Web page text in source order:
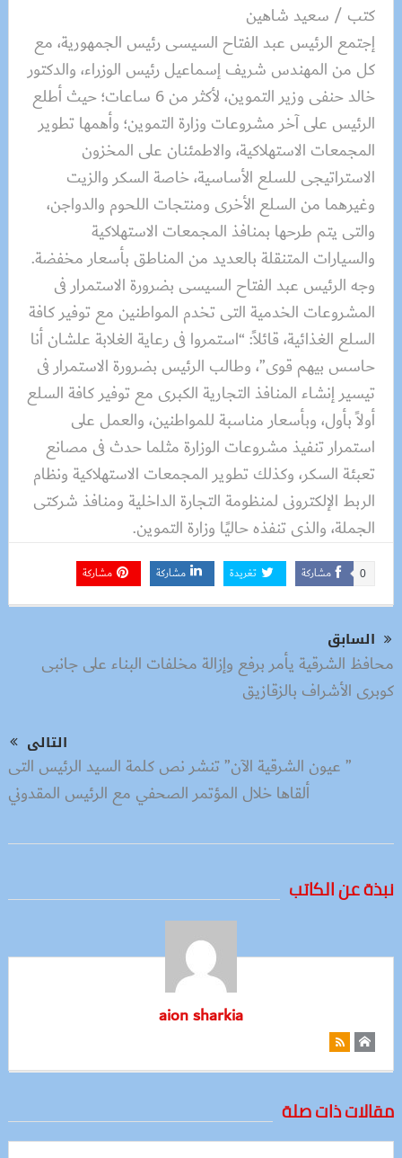
كتب / سعيد شاهين
إجتمع الرئيس عبد الفتاح السيسى رئيس الجمهورية، مع
كل من المهندس شريف إسماعيل رئيس الوزراء، والدكتور
خالد حنفى وزير التموين، لأكثر من 6 ساعات؛ حيث أطلع
الرئيس على آخر مشروعات وزارة التموين؛ وأهمها تطوير
المجمعات الاستهلاكية، والاطمئنان على المخزون
الاستراتيجى للسلع الأساسية، خاصة السكر والزيت
وغيرهما من السلع الأخرى ومنتجات اللحوم والدواجن،
والتى يتم طرحها بمنافذ المجمعات الاستهلاكية
والسيارات المتنقلة بالعديد من المناطق بأسعار مخفضة.
وجه الرئيس عبد الفتاح السيسى بضرورة الاستمرار فى
المشروعات الخدمية التى تخدم المواطنين مع توفير كافة
السلع الغذائية، قائلاً: “استمروا فى رعاية الغلابة علشان أنا
حاسس بيهم قوى”، وطالب الرئيس بضرورة الاستمرار فى
تيسير إنشاء المنافذ التجارية الكبرى مع توفير كافة السلع
أولاً بأول، وبأسعار مناسبة للمواطنين، والعمل على
استمرار تنفيذ مشروعات الوزارة مثلما حدث فى مصانع
تعبئة السكر، وكذلك تطوير المجمعات الاستهلاكية ونظام
الربط الإلكترونى لمنظومة التجارة الداخلية ومنافذ شركتى
الجملة، والذى تنفذه حاليًا وزارة التموين.
مشاركة 0 تغريدة مشاركة مشاركة
السابق
محافظ الشرقية يأمر برفع وإزالة مخلفات البناء على جانبى
كوبرى الأشراف بالزقازيق
التالى
” عيون الشرقية الآن” تنشر نص كلمة السيد الرئيس التى
ألقاها خلال المؤتمر الصحفي مع الرئيس المقدوني
نبذة عن الكاتب
aion sharkia
مقالات ذات صلة